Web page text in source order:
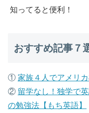
知ってると便利！
おすすめ記事７
① 家族４人でアメリ
② 留学なし！独学で
の勉強法【もち英語】